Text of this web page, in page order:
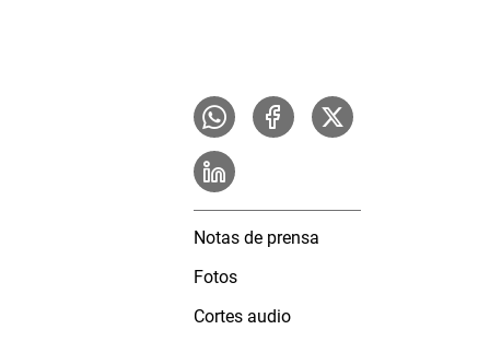
Notas de prensa
Fotos
Cortes audio